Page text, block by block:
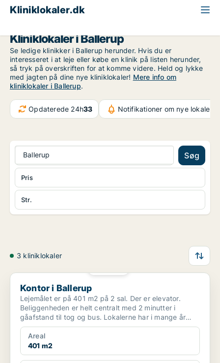
Kliniklokaler.dk
Kliniklokaler i Ballerup
Se ledige klinikker i Ballerup herunder. Hvis du er
interesseret i at leje eller købe en klinik på listen herunder,
så tryk på overskriften for at komme videre. Held og lykke
med jagten på dine nye kliniklokaler! Mere info om
kliniklokaler i Ballerup.
Opdaterede 24h33 Notifikationer om nye lokaler
Ballerup Søg
Str.
Pris
3 kliniklokaler
Kontor i Ballerup
Kontor i Ballerup
Lejemålet er på 401 m2 på 2 sal. Der er elevator.
Beliggenheden er helt centralt med 2 minutter i
gåafstand til tog og bus. Lokalerne har i mange år
væ...
Areal
401 m2